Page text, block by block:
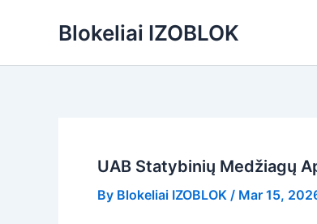
Blokeliai IZOBLOK
UAB Statybinių Medžiagų
By Blokeliai IZOBLOK / Mar 15,